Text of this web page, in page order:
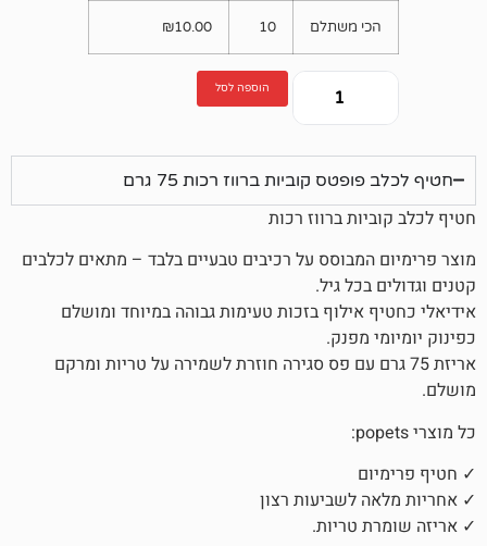
10
10.00
הוספה לסל
קוביות ברווז רכות 75 גרם
ברווז רכות
על רכיבים טבעיים בלבד – מתאים לכלבים
גיל.
בזכות טעימות גבוהה במיוחד ומושלם
גרם עם פס סגירה חוזרת לשמירה על טריות ומרקם
רצון